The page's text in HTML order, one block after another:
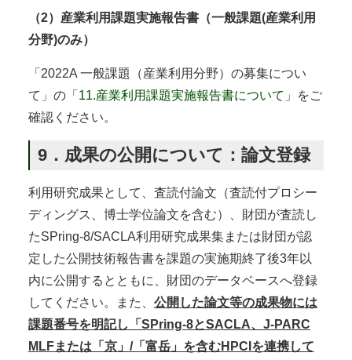
（2）産業利用課題実施報告書（一般課題(産業利用
分野)のみ）
「2022A 一般課題（産業利用分野）の募集につい
て」の「 11.産業利用課題実施報告書について 」をご
確認ください。
9．成果の公開について：論文登録
利用研究成果として、査読付論文（査読付プロシー
ディングス、博士学位論文を含む）、財団が査読し
たSPring-8/SACLA利用研究成果集または財団が認
定した公開技術報告書を課題の実施期終了後3年以
内に公開するとともに、財団のデータベースへ登録
してください。また、 公開した論文等の成果物には
課題番号を明記し「SPring-8とSACLA、J-PARC
MLFまたは「京」/「富岳」を含むHPCIを連携して